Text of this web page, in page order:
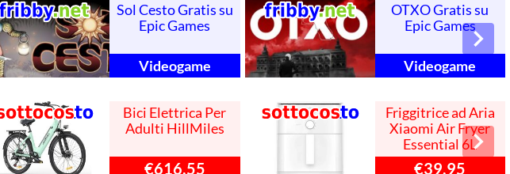
Sol Cesto Gratis su
Epic Games
Videogame
OTXO Gratis su
Epic Games
Videogame
Bici Elettrica Per
Adulti HillMiles
€616,55
Friggitrice ad Aria
Xiaomi Air Fryer
Essential 6L
€39,95